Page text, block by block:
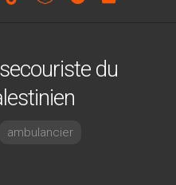
du
ambulancier